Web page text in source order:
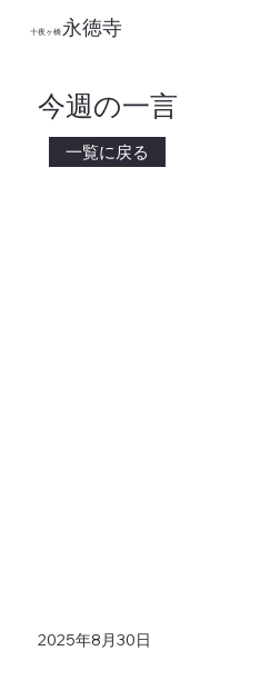
​十夜ヶ橋 永徳寺
今週の一言
一覧に戻る
2025年8月30日